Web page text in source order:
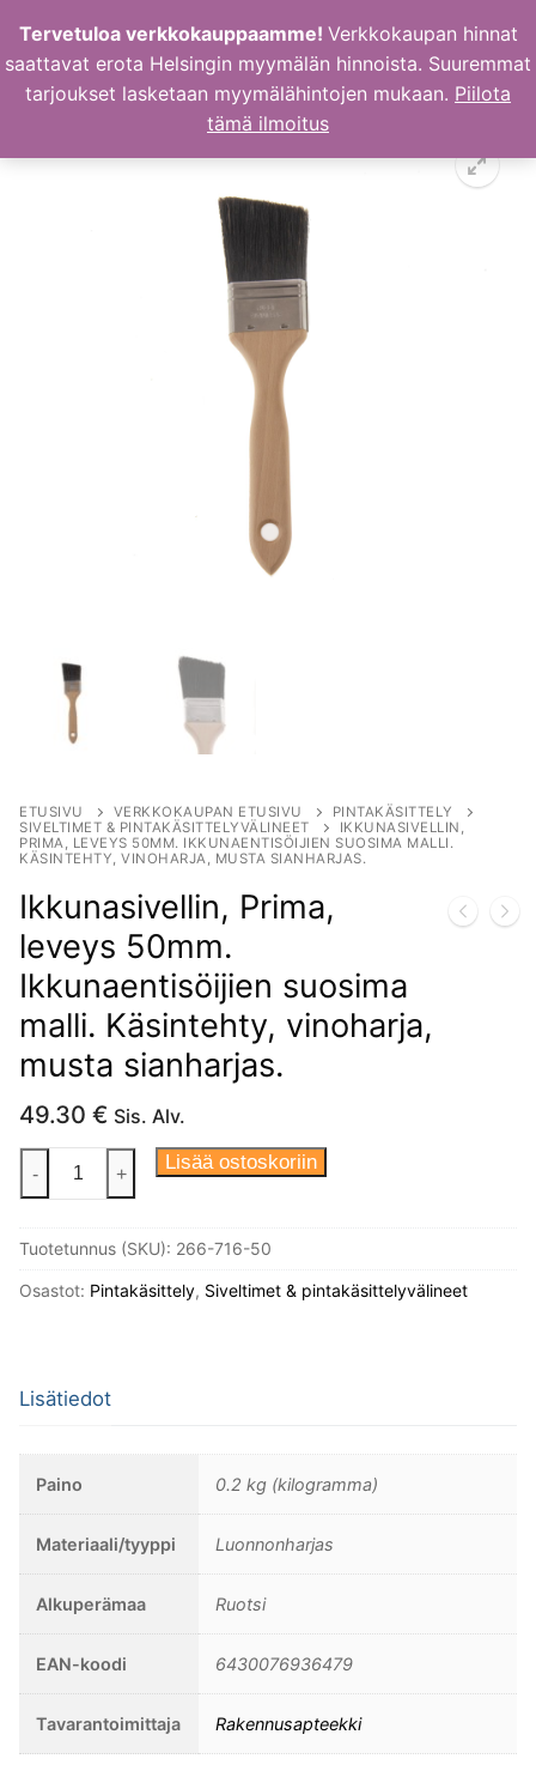
sisältöön
ETUSIVU VERKKOKAUPAN ETUSIVU
PINTAKÄSITTELY
SIVELTIMET & PINTAKÄSITTELYVÄLINEET
IKKUNASIVELLIN,
PRIMA, LEVEYS 50MM. IKKUNAENTISÖIJIEN SUOSIMA MALLI.
KÄSINTEHTY, VINOHARJA, MUSTA SIANHARJAS.
Ikkunasivellin, Prima,
leveys 50mm.
Ikkunaentisöijien suosima
malli. Käsintehty, vinoharja,
musta sianharjas.
49.30 € Sis. Alv.
Ikkunasivellin,
Prima,
50mm.
Ikkunaentisöijien
vinoharja,
sianharjas.
määrä
- + Lisää ostoskoriin
Tuotetunnus (SKU): 266-716-50
Osastot: Pintakäsittely, Siveltimet & pintakäsittelyvälineet
Lisätiedot
Paino 0.2 kg (kilogramma)
Materiaali/tyyppi Luonnonharjas
Alkuperämaa Ruotsi
EAN-koodi 6430076936479
Tavarantoimittaja Rakennusapteekki
Tervetuloa verkkokauppaamme! Verkkokaupan hinnat
saattavat erota Helsingin myymälän hinnoista. Suuremmat
tarjoukset lasketaan myymälähintojen mukaan. Piilota
tämä ilmoitus